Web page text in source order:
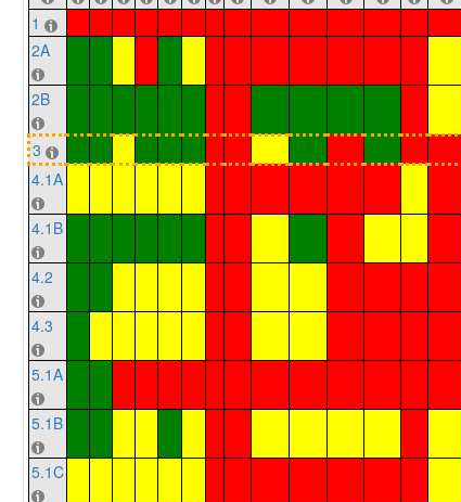
1
2A
2B
3
4.1A
4.1B
4.2
4.3
5.1A
5.1B
5.1C